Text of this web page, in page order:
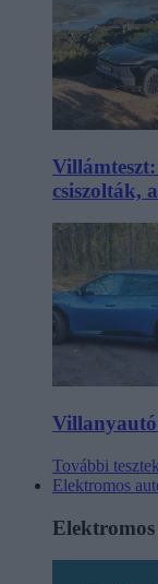
csiszolták,
További tesztek
Elektromos